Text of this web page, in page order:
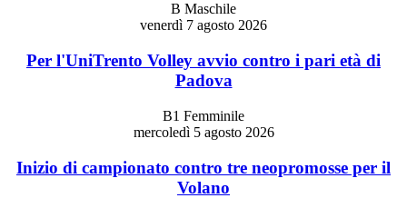
B Maschile
venerdì 7 agosto 2026
Per l'UniTrento Volley avvio contro i pari età di
Padova
B1 Femminile
mercoledì 5 agosto 2026
Inizio di campionato contro tre neopromosse per il
Volano